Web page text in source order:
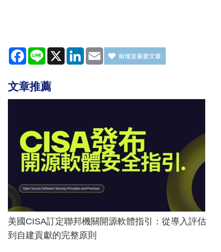
Facebook
Line X LinkedIn
Email
文章推薦
美國CISA訂定聯邦機關開源軟體指引：從導入評估
到自建貢獻的完整原則